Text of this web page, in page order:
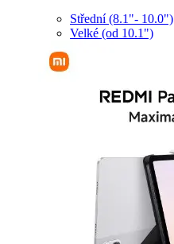
Střední (8.1"- 10.0")
Velké (od 10.1")